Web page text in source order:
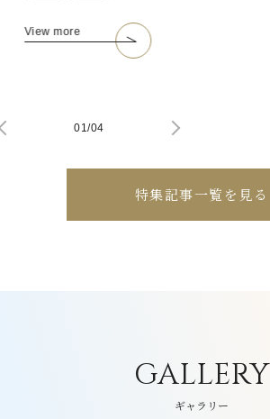
View more
01/04
特集記事一覧を見る
GALLERY
ギャラリー